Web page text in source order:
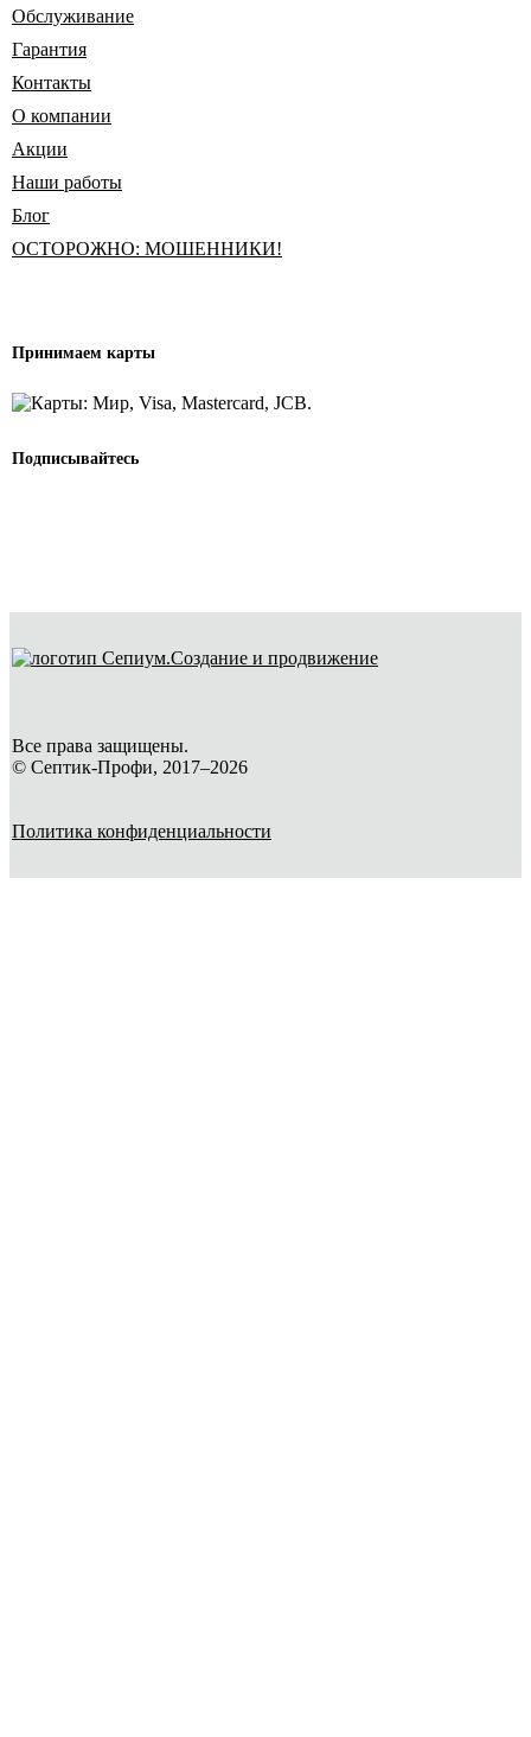
Обслуживание
Гарантия
Контакты
О компании
Акции
Наши работы
Блог
ОСТОРОЖНО: МОШЕННИКИ!
Принимаем карты
Подписывайтесь
Все права защищены.
© Септик-Профи, 2017–2026
Политика конфиденциальности
Создание и продвижение